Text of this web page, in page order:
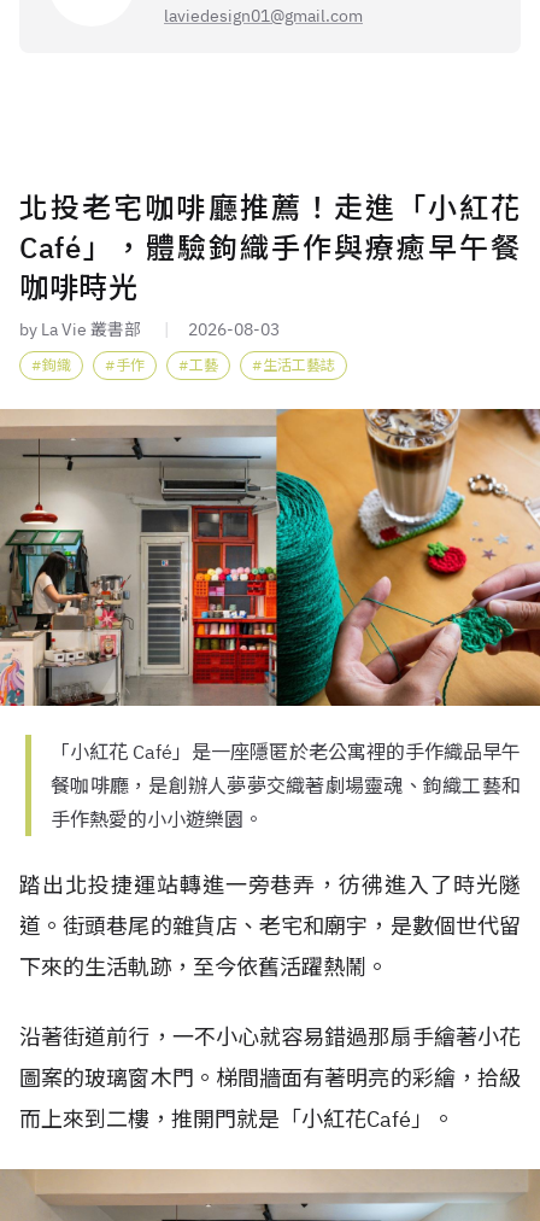
laviedesign01@gmail.com
北投老宅咖啡廳推薦！走進「小紅花
Café」，體驗鉤織手作與療癒早午餐
咖啡時光
by La Vie 叢書部 2026-08-03
鉤織 手作 工藝 生活工藝誌
「小紅花 Café」是一座隱匿於老公寓裡的手作織品早午
餐咖啡廳，是創辦人夢夢交織著劇場靈魂、鉤織工藝和
手作熱愛的小小遊樂園。
踏出北投捷運站轉進一旁巷弄，彷彿進入了時光隧
道。街頭巷尾的雜貨店、老宅和廟宇，是數個世代留
下來的生活軌跡，至今依舊活躍熱鬧。
沿著街道前行，一不小心就容易錯過那扇手繪著小花
圖案的玻璃窗木門。梯間牆面有著明亮的彩繪，拾級
而上來到二樓，推開門就是「小紅花Café」。